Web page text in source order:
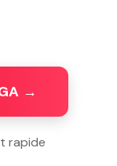
→
rapide